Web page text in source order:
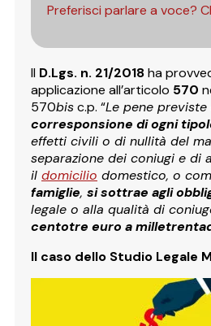
Preferisci parlare a voce?
Il D.Lgs. n. 21/2018ha
applicazione all’articolo 570
570bisc.p. “Le pene previste
corresponsione di ogni
effetti civili o di nullità del
separazione dei coniugi e di
il domicilio domestico, o
famiglie, si sottrae agli
legale o alla qualità di
centotre euro a
Il caso dello Studio Legale